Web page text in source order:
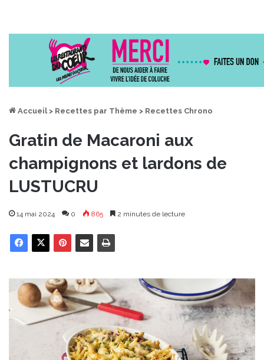
Accueil > Recettes par Thème > Recettes Chrono
Gratin de Macaroni aux
champignons et lardons de
LUSTUCRU
14 mai 2024 0 865 2 minutes de lecture